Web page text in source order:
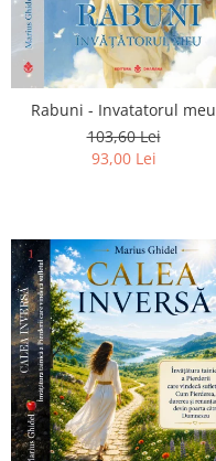
Rabuni - Invatatorul meu
103,60 Lei
93,00 Lei